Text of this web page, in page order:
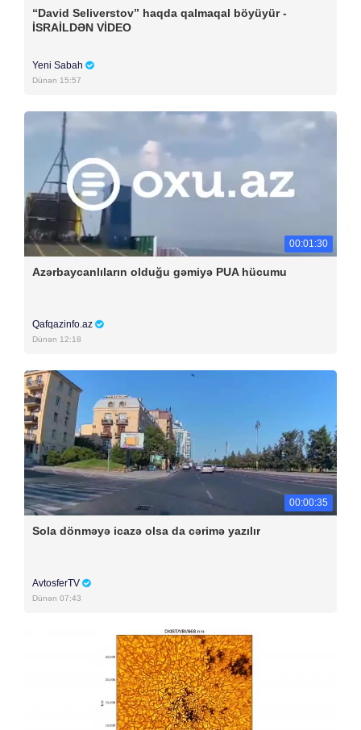
“David Seliverstov” haqda qalmaqal böyüyür -
İSRAİLDƏN VİDEO
Yeni Sabah
Dünən 15:57
00:01:30
Azərbaycanlıların olduğu gəmiyə PUA hücumu
Qafqazinfo.az
Dünən 12:18
00:00:35
Sola dönməyə icazə olsa da cərimə yazılır
AvtosferTV
Dünən 07:43